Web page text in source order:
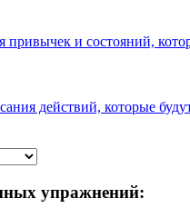
привычек и состояний,
действий, которые
упражнений: